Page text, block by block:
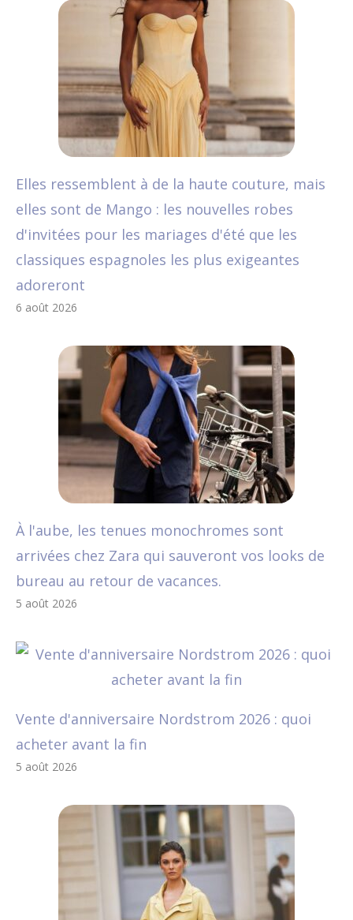
Elles ressemblent à de la haute couture, mais
elles sont de Mango : les nouvelles robes
d'invitées pour les mariages d'été que les
classiques espagnoles les plus exigeantes
adoreront
6 août 2026
À l'aube, les tenues monochromes sont
arrivées chez Zara qui sauveront vos looks de
bureau au retour de vacances.
5 août 2026
Vente d'anniversaire Nordstrom 2026 : quoi
acheter avant la fin
5 août 2026